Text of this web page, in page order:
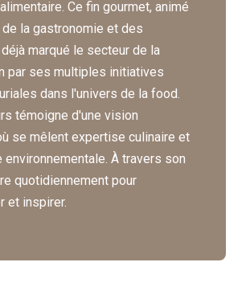
Ce fin gourmet, animé
de la gastronomie et des
marqué le secteur de la
par ses multiples initiatives
dans l'univers de la food.
témoigne d'une vision
se mêlent expertise culinaire et
environnementale. À travers son
quotidiennement pour
et inspirer.